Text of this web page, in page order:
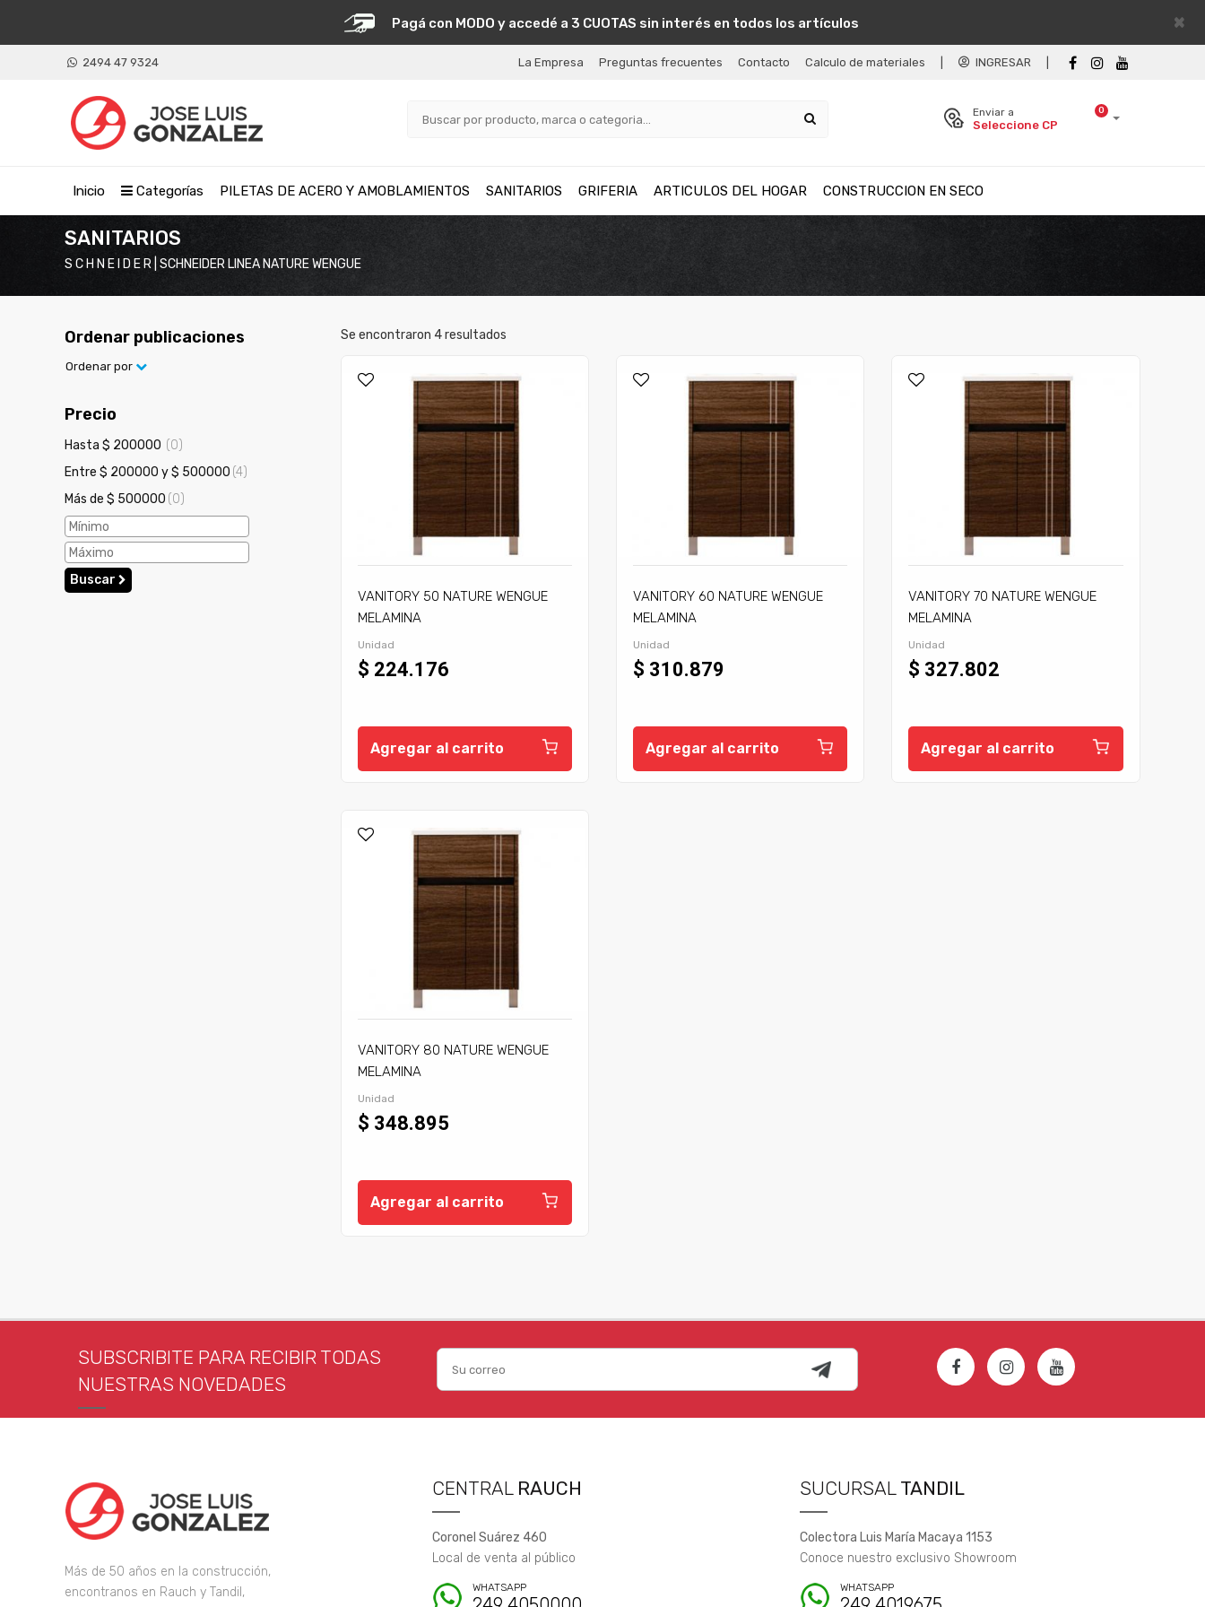
×
Pagá con MODO y accedé a 3 CUOTAS sin interés en todos los artículos
2494 47 9324 La Empresa Preguntas frecuentes Contacto Calculo de materiales INGRESAR
0
Enviar a
Seleccione CP
Inicio Categorías PILETAS DE ACERO Y AMOBLAMIENTOS SANITARIOS GRIFERIA ARTICULOS DEL HOGAR CONSTRUCCION EN SECO
SANITARIOS
S C H N E I D E R | SCHNEIDER LINEA NATURE WENGUE
Ordenar publicaciones
Ordenar por
Precio
Hasta $ 200000 (0)
Entre $ 200000 y $ 500000 (4)
Más de $ 500000 (0)
Buscar
Se encontraron 4resultados
VANITORY 50 NATURE WENGUE
MELAMINA
Unidad
$ 224.176
Agregar al carrito
VANITORY 60 NATURE WENGUE
MELAMINA
Unidad
$ 310.879
Agregar al carrito
VANITORY 70 NATURE WENGUE
MELAMINA
Unidad
$ 327.802
Agregar al carrito
VANITORY 80 NATURE WENGUE
MELAMINA
Unidad
$ 348.895
Agregar al carrito
SUBSCRIBITE PARA RECIBIR TODAS
NUESTRAS NOVEDADES
Más de 50 años en la construcción,
encontranos en Rauch y Tandil,
CENTRAL RAUCH
Coronel Suárez 460
Local de venta al público
WHATSAPP
SUCURSAL TANDIL
Colectora Luis María Macaya 1153
Conoce nuestro exclusivo Showroom
WHATSAPP